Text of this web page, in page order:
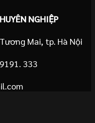
NGHIỆP
Mai, tp. Hà Nội
333